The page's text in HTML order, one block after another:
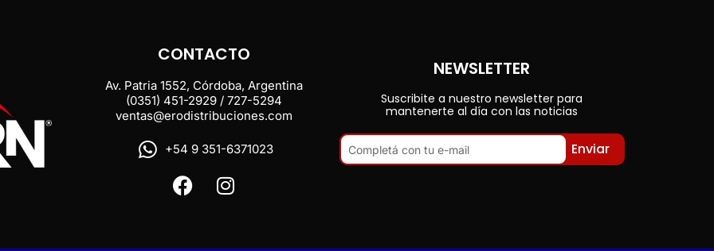
CONTACTO
Av. Patria 1552, Córdoba, Argentina
(0351) 451-2929 / 727-5294
ventas@erodistribuciones.com
+54 9 351-6371023
NEWSLETTER
Suscribite a nuestro newsletter para
mantenerte al día con las noticias
Enviar